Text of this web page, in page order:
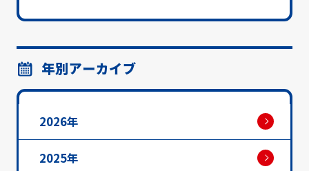
年別アーカイブ
2026年
2025年